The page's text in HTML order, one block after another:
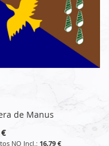
de Manus
16,79 €